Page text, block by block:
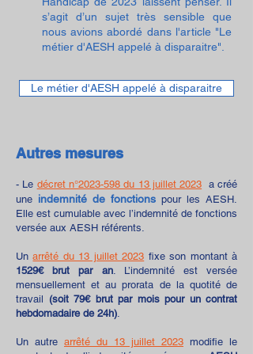
s’agit d’un sujet très sensible que
nous avions abordé dans l'article "Le
métier d'AESH appelé à disparaitre".
Le métier d'AESH appelé à disparaitre
Autres mesures
- Le décret n°2023-598 du 13 juillet 2023 a créé
une indemnité de fonctions pour les AESH.
Elle est cumulable avec l’indemnité de fonctions
versée aux AESH référents.
Unarrêté du 13 juillet 2023 fixe son montant à
1529€ brut par an. L’indemnité est versée
mensuellement et au prorata de la quotité de
travail (soit 79€ brut par mois pour un contrat
hebdomadaire de 24h).
Un autre arrêté du 13 juillet 2023 modifie le